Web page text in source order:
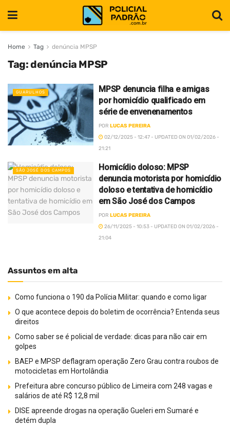
Home Tag denúncia MPSP
Tag:denúncia MPSP
GUARULHOS
MPSP denuncia filha e amigas
por homicídio qualificado em
série de envenenamentos
POR LUCAS PEREIRA
02/12/2025 - 12:47 - UPDATED ON 01/02/2026 -
21:21
SÃO JOSÉ DOS CAMPOS
Homicídio doloso: MPSP
denuncia motorista por homicídio
doloso e tentativa de homicídio
em São José dos Campos
POR LUCAS PEREIRA
26/11/2025 - 10:53 - UPDATED ON 01/02/2026 -
21:04
Assuntos em alta
Como funciona o 190 da Polícia Militar: quando e como ligar
O que acontece depois do boletim de ocorrência? Entenda seus
direitos
Como saber se é policial de verdade: dicas para não cair em
golpes
BAEP e MPSP deflagram operação Zero Grau contra roubos de
motocicletas em Hortolândia
Prefeitura abre concurso público de Limeira com 248 vagas e
salários de até R$ 12,8 mil
DISE apreende drogas na operação Gueleri em Sumaré e
detém dupla